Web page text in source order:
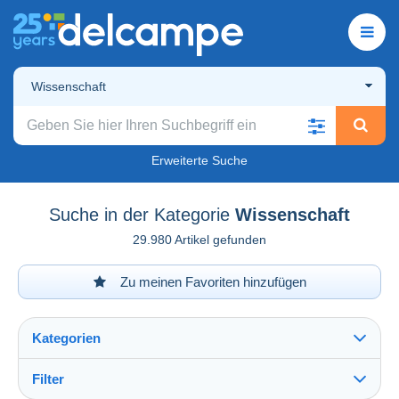
Wissenschaft
Erweiterte Suche
Suche in der Kategorie Wissenschaft
29.980 Artikel gefunden
Zu meinen Favoriten hinzufügen
Kategorien
Filter